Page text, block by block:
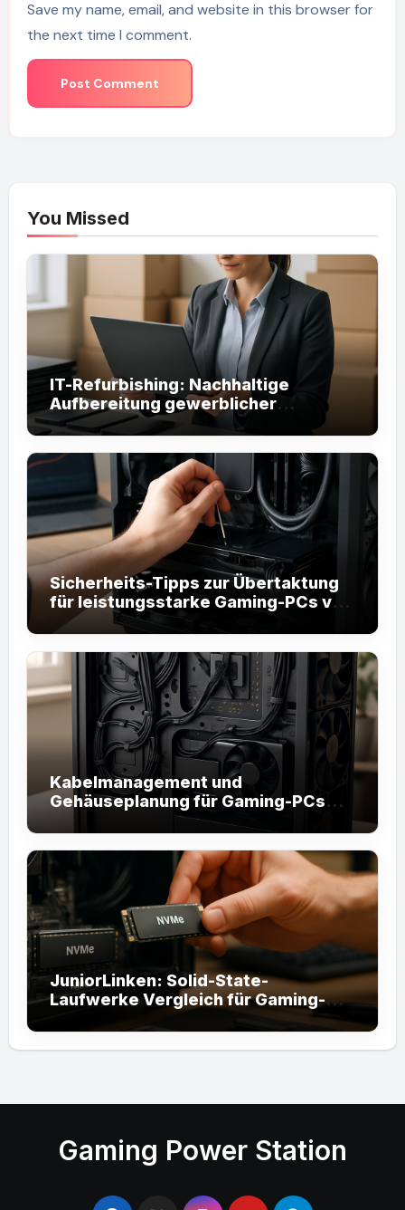
Save my name, email, and website in this browser for
the next time I comment.
You Missed
IT-Refurbishing: Nachhaltige
Aufbereitung gewerblicher
Hardware
Sicherheits-Tipps zur Übertaktung
für leistungsstarke Gaming-PCs von
JuniorLinken.com
Kabelmanagement und
Gehäuseplanung für Gaming-PCs
von JuniorLinken.com
JuniorLinken: Solid-State-
Laufwerke Vergleich für Gaming-
Gaming Power Station